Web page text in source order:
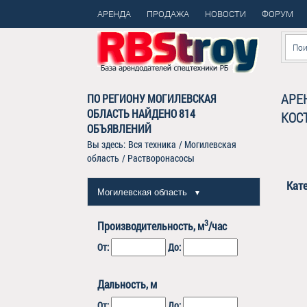
АРЕНДА ПРОДАЖА НОВОСТИ ФОРУМ
ПО РЕГИОНУ МОГИЛЕВСКАЯ
ОБЛАСТЬ НАЙДЕНО814
ОБЪЯВЛЕНИЙ
Вы здесь: Вся техника / Могилевская
область / Растворонасосы
Могилевская область ▼
Производительность, м3/час
От: До:
Дальность, м